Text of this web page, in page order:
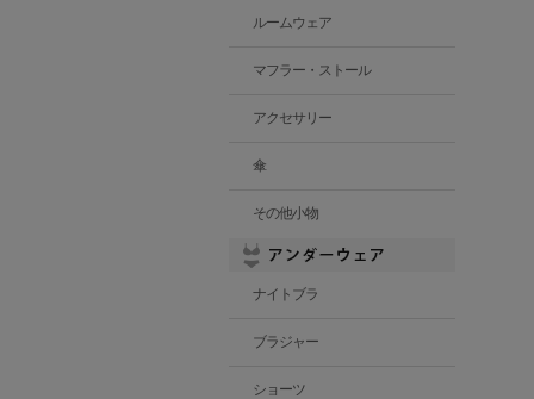
ルームウェア
マフラー・ストール
アクセサリー
傘
その他小物
ナイトブラ
ブラジャー
ショーツ